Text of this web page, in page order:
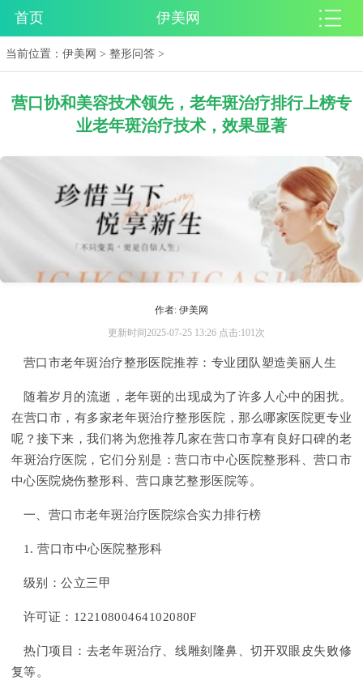
首页 伊美网
当前位置：伊美网 >整形问答 >
营口协和美容技术领先，老年斑治疗排行上榜专
业老年斑治疗技术，效果显著
作者: 伊美网
更新时间2025-07-25 13:26 点击:101次
营口市老年斑治疗整形医院推荐：专业团队塑造美丽人生
随着岁月的流逝，老年斑的出现成为了许多人心中的困扰。
在营口市，有多家老年斑治疗整形医院，那么哪家医院更专业
呢？接下来，我们将为您推荐几家在营口市享有良好口碑的老
年斑治疗医院，它们分别是：营口市中心医院整形科、营口市
中心医院烧伤整形科、营口康艺整形医院等。
一、营口市老年斑治疗医院综合实力排行榜
1. 营口市中心医院整形科
级别：公立三甲
许可证：12210800464102080F
热门项目：去老年斑治疗、线雕刻隆鼻、切开双眼皮失败修
复等。